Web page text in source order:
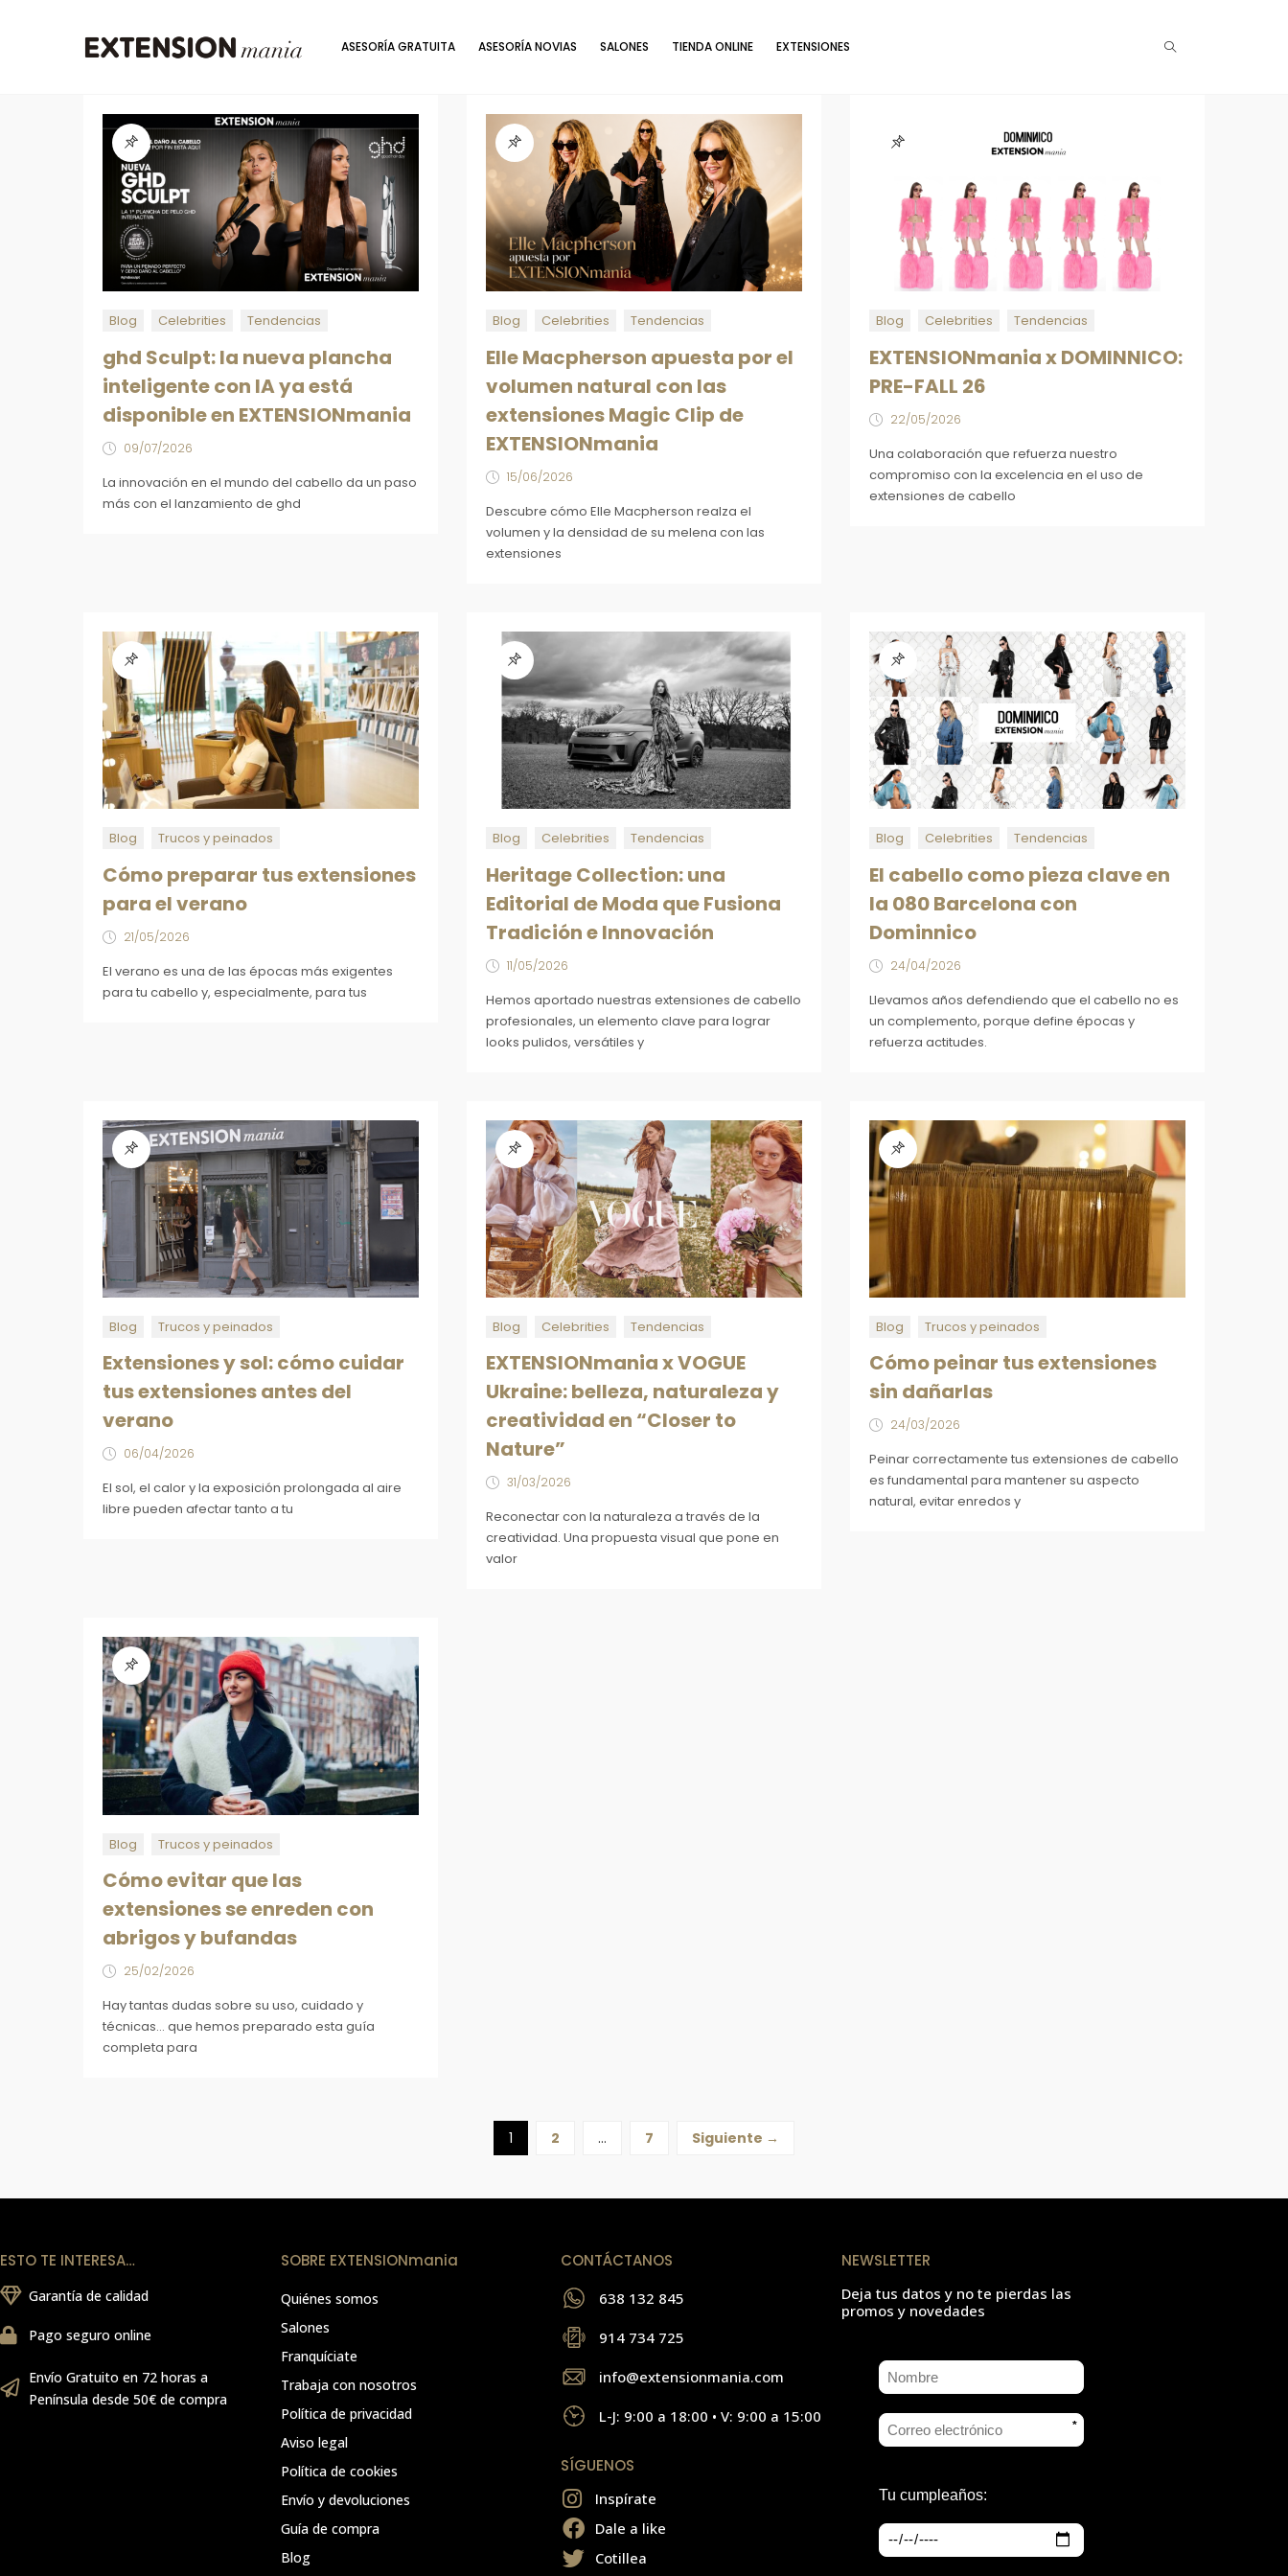
ASESORÍA GRATUITA ASESORÍA NOVIAS SALONES TIENDA ONLINE EXTENSIONES
Blog Celebrities Tendencias
ghd Sculpt: la nueva plancha
inteligente con IA ya está
disponible en EXTENSIONmania
09/07/2026
La innovación en el mundo del cabello da un paso
más con el lanzamiento de ghd
Blog Celebrities Tendencias
Elle Macpherson apuesta por el
volumen natural con las
extensiones Magic Clip de
EXTENSIONmania
15/06/2026
Descubre cómo Elle Macpherson realza el
volumen y la densidad de su melena con las
extensiones
Blog Celebrities Tendencias
EXTENSIONmania x DOMINNICO:
PRE-FALL 26
22/05/2026
Una colaboración que refuerza nuestro
compromiso con la excelencia en el uso de
extensiones de cabello
Blog Trucos y peinados
Cómo preparar tus extensiones
para el verano
21/05/2026
El verano es una de las épocas más exigentes
para tu cabello y, especialmente, para tus
Blog Celebrities Tendencias
Heritage Collection: una
Editorial de Moda que Fusiona
Tradición e Innovación
11/05/2026
Hemos aportado nuestras extensiones de cabello
profesionales, un elemento clave para lograr
looks pulidos, versátiles y
Blog Celebrities Tendencias
El cabello como pieza clave en
la 080 Barcelona con
Dominnico
24/04/2026
Llevamos años defendiendo que el cabello no es
un complemento, porque define épocas y
refuerza actitudes.
Blog Trucos y peinados
Extensiones y sol: cómo cuidar
tus extensiones antes del
verano
06/04/2026
El sol, el calor y la exposición prolongada al aire
libre pueden afectar tanto a tu
Blog Celebrities Tendencias
EXTENSIONmania x VOGUE
Ukraine: belleza, naturaleza y
creatividad en “Closer to
Nature”
31/03/2026
Reconectar con la naturaleza a través de la
creatividad. Una propuesta visual que pone en
valor
Blog Trucos y peinados
Cómo peinar tus extensiones
sin dañarlas
24/03/2026
Peinar correctamente tus extensiones de cabello
es fundamental para mantener su aspecto
natural, evitar enredos y
Blog Trucos y peinados
Cómo evitar que las
extensiones se enreden con
abrigos y bufandas
25/02/2026
Hay tantas dudas sobre su uso, cuidado y
técnicas... que hemos preparado esta guía
completa para
1 2 … 7 Siguiente →
ESTO TE INTERESA…
Garantía de calidad
Pago seguro online
Envío Gratuito en 72 horas a
Península desde 50€ de compra
SOBRE EXTENSIONmania
Quiénes somos
Salones
Franquíciate
Trabaja con nosotros
Política de privacidad
Aviso legal
Política de cookies
Envío y devoluciones
Guía de compra
Blog
CONTÁCTANOS
638 132 845
914 734 725
info@extensionmania.com
L-J: 9:00 a 18:00 • V: 9:00 a 15:00
SÍGUENOS
Inspírate
Dale a like
Cotillea
NEWSLETTER
Deja tus datos y no te pierdas las
promos y novedades
*
Tu cumpleaños: